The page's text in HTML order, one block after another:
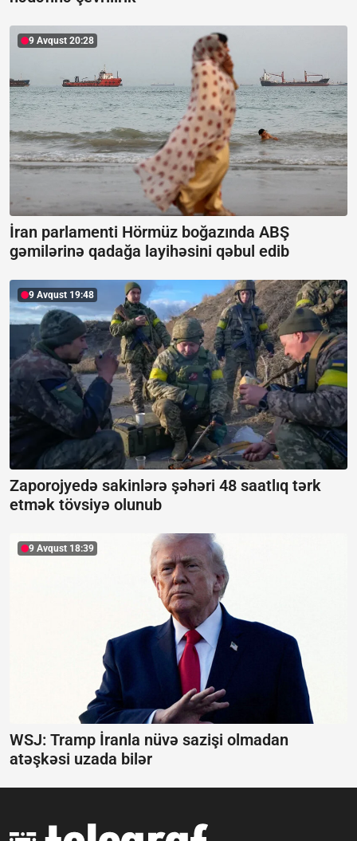
9 Avqust 20:28
İran parlamenti Hörmüz boğazında ABŞ
gəmilərinə qadağa layihəsini qəbul edib
9 Avqust 19:48
Zaporojyedə sakinlərə şəhəri 48 saatlıq tərk
etmək tövsiyə olunub
9 Avqust 18:39
WSJ: Tramp İranla nüvə sazişi olmadan
atəşkəsi uzada bilər